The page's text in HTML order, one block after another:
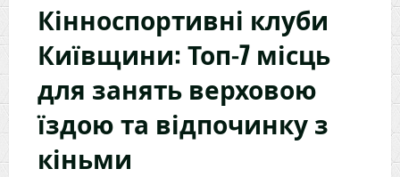
Кінноспортивні клуби
Київщини: Топ-7 місць
для занять верховою
їздою та відпочинку з
кіньми